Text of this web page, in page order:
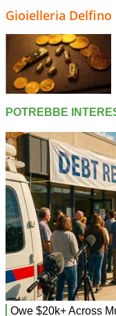
Gioielleria Delfino